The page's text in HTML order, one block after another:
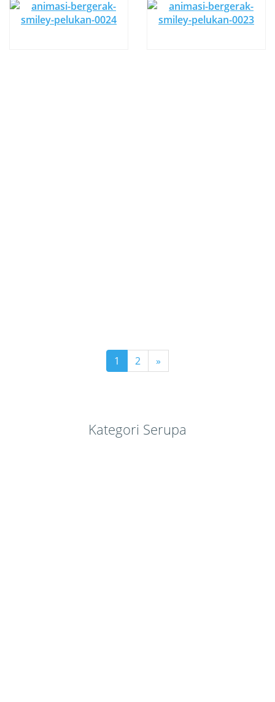
1 2 »
Kategori Serupa